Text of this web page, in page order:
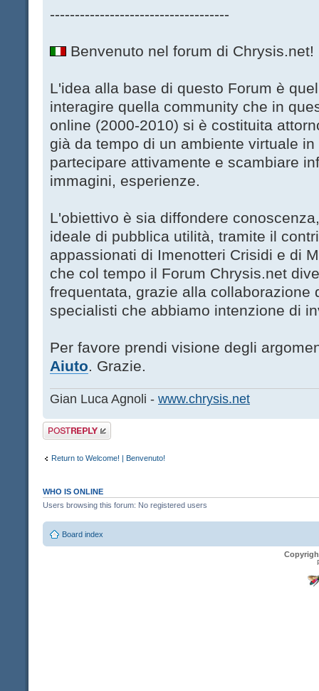
------------------------------------
Benvenuto nel forum di Chrysis.net!
L'idea alla base di questo Forum è
interagire quella community che in
online (2000-2010) si è costituita
già da tempo di un ambiente virtuale
partecipare attivamente e scambiare
immagini, esperienze.
L'obiettivo è sia diffondere
ideale di pubblica utilità, tramite il
appassionati di Imenotteri Crisidi e di
che col tempo il Forum Chrysis.net
frequentata, grazie alla collaborazione
specialisti che abbiamo intenzione di
Per favore prendi visione degli
Aiuto. Grazie.
Gian Luca Agnoli - www.chrysis.net
Post a reply
Return to Welcome! | Benvenuto!
WHO IS ONLINE
Users browsing this forum: No registered users
Board index